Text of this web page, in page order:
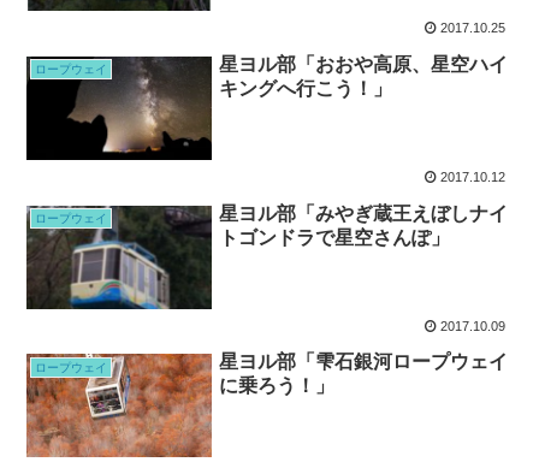
2017.10.25
ロープウェイ
星ヨル部「おおや高原、星空ハイ
キングへ行こう！」
2017.10.12
ロープウェイ
星ヨル部「みやぎ蔵王えぼしナイ
トゴンドラで星空さんぽ」
2017.10.09
ロープウェイ
星ヨル部「雫石銀河ロープウェイ
に乗ろう！」